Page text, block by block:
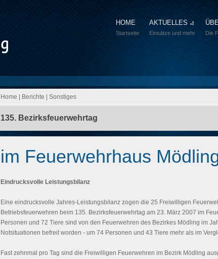
HOME
Startseite
AKTUELLES
Einsätze und mehr Die
Home Berichte Sonstiges
135. Bezirksfeuerwehrtag
im Feuerwehrhaus
Eindrucksvolle Leistungsbilanz
Eine eindrucksvolle Jahres-Leistungsbilanz zogen die 25 Freiwilligen
Betriebsfeuerwehren beim 135. Bezirksfeuerwehrtag am 23. März 2007 im
Personen und 72 Tiere sind von den Feuerwehren des Bezirkes Mödling im
Notsituationen befreit worden - um 74 Personen und 43 Tiere mehr als im
Fast zehnmal pro Tag sind die Freiwilligen Feuerwehren im Bezirk Mödling